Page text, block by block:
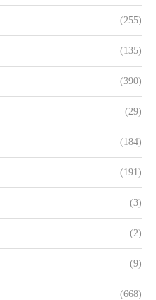
(255)
(135)
(390)
(29)
(184)
(191)
(3)
(2)
(9)
(668)